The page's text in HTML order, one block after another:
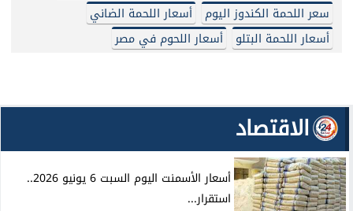
سعر اللحمة الكندوز اليوم
أسعار اللحمة الضاني
أسعار اللحمة البتلو
أسعار اللحوم في مصر
الاقتصاد
أسعار الأسمنت اليوم السبت 6 يونيو 2026..
استقرار...